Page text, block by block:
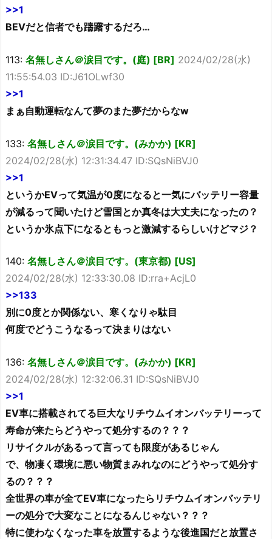
>>1
BEVだと信者でも躊躇するだろ…
113: 名無しさん＠涙目です。(庭) [BR] 2024/02/28(水)
11:55:54.03 ID:J61OLwf30
>>1
まぁ自動運転なんて夢のまた夢だからなw
133: 名無しさん＠涙目です。(みかか) [KR]
2024/02/28(水) 12:31:34.47 ID:SQsNiBVJ0
>>1
というかEVって気温が0度になると一気にバッテリー容量
が減るって聞いたけど雪国とか真冬は大丈夫になったの？
というか氷点下になるともっと激減するらしいけどマジ？
140: 名無しさん＠涙目です。(東京都) [US]
2024/02/28(水) 12:33:30.08 ID:rra+AcjL0
>>133
別に0度とか関係ない、寒くなりゃ駄目
何度でどうこうなるって決まりはない
136: 名無しさん＠涙目です。(みかか) [KR]
2024/02/28(水) 12:32:06.31 ID:SQsNiBVJ0
>>1
EV車に搭載されてる巨大なリチウムイオンバッテリーって
寿命が来たらどうやって処分するの？？？
リサイクルがあるって言っても限度があるじゃん
で、物凄く環境に悪い物質まみれなのにどうやって処分す
るの？？？
全世界の車が全てEV車になったらリチウムイオンバッテリ
ーの処分で大変なことになるんじゃない？？？
特に使わなくなった車を放置するような後進国だと放置さ